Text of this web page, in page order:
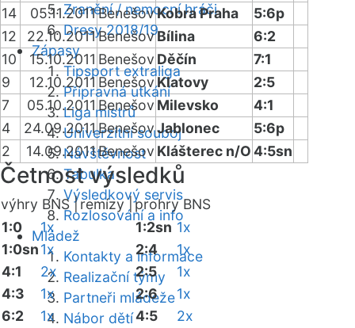
Zranění / nemocní hráči
Dresy 2018/19
Zápasy
Tipsport extraliga
Přípravná utkání
Liga mistrů
Univerzitní souboj
Návštěvnost
Tabulka
Výsledkový servis
Rozlosování a info
Mládež
Kontakty a informace
Realizační týmy
Partneři mládeže
Nábor dětí
14
05.11.2011BenešovKobra Praha
5:6p
12
22.10.2011BenešovBílina
6:2
10
15.10.2011 Benešov Děčín
7:1
9
12.10.2011BenešovKlatovy
2:5
7
05.10.2011 Benešov Milevsko
4:1
4
24.09.2011BenešovJablonec
5:6p
2
14.09.2011Benešov Klášterec n/O4:5sn
Četnost výsledků
výhry BNS |remízy | prohry BNS
1:0
1x
1:0sn1x
4:1
2x
4:3
1x
6:2
1x
1:2sn 1x
2:4
1x
2:5
1x
2:6
1x
4:5
2x